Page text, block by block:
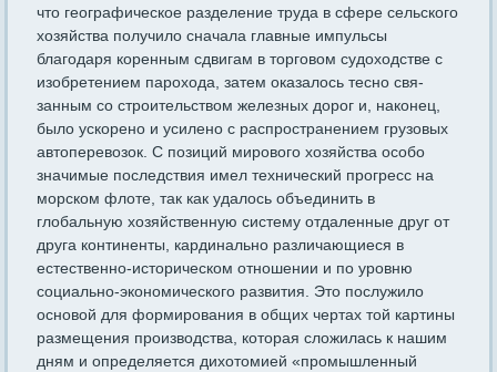
что гео­графическое разделение труда в сфере сельского
хозяйства получи­ло сначала главные импульсы
благодаря коренным сдвигам в торговом судоходстве с
изобретением парохода, затем оказалось тесно свя­
занным со строительством железных дорог и, наконец,
было уско­рено и усилено с распространением грузовых
автоперевозок. С по­зиций мирового хозяйства особо
значимые последствия имел тех­нический прогресс на
морском флоте, так как удалось объединить в
глобальную хозяйственную систему отдаленные друг от
друга кон­тиненты, кардинально различающиеся в
естественно-историческом отношении и по уровню
социально-экономического развития. Это послужило
основой для формирования в общих чертах той картины
размещения производства, которая сложилась к нашим
дням и определяется дихотомией «промышленный